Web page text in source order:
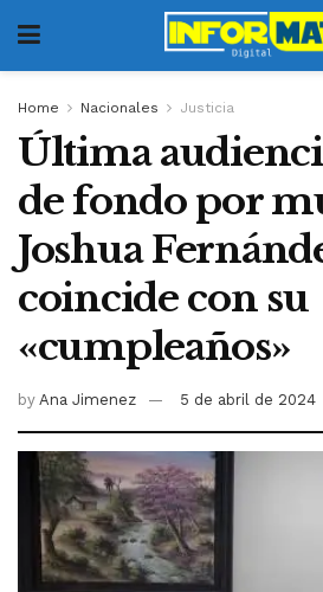
Home Nacionales Justicia
Última
de fondo por
Joshua
coincide con su
«cumpleaños»
by Ana Jimenez 5 de abril de 2024